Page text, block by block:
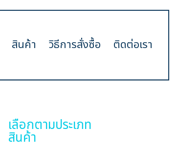
สินค้า วิธีการสั่งซื้อ ติดต่อเรา
เลือกตามประเภท
สินค้า